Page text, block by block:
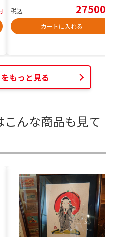
税込 27500
カートに入れる
もっと見る
こんな商品も見て